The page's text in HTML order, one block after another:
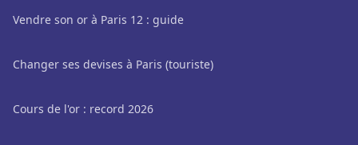
Vendre son or à Paris 12 : guide
Changer ses devises à Paris (touriste)
Cours de l'or : record 2026